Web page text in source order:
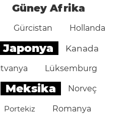
Güney Afrika
Gürcistan Hollanda
Japonya Kanada
Lüksemburg
Meksika Norveç
Portekiz Romanya